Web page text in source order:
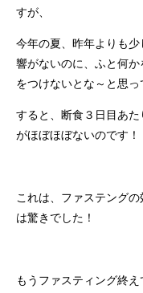
すが、
今年の夏、昨年よりも
響がないのに、ふと何
をつけないとな～と思っ
すると、断食３日目あ
がほぼほぼないのです！
これは、ファステング
は驚きでした！
もうファスティング終